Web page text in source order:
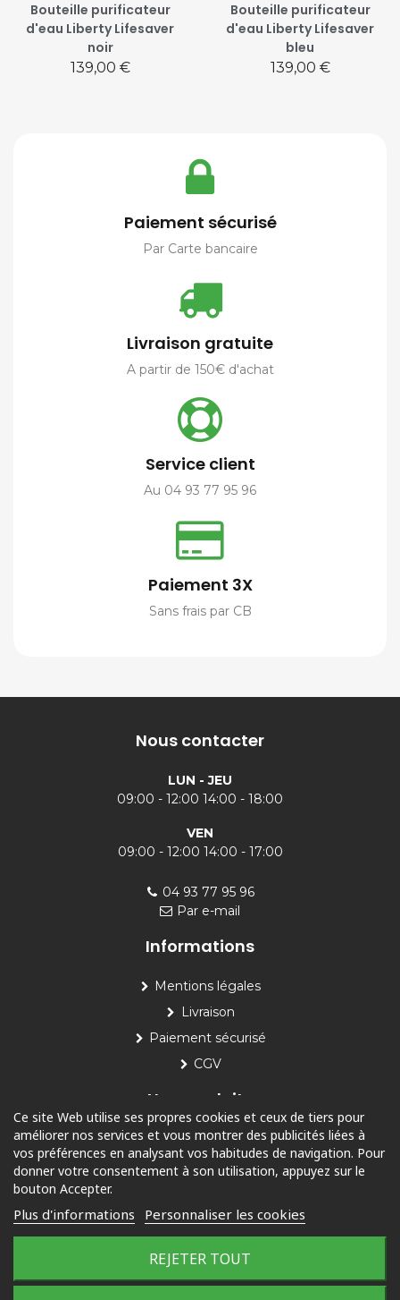
Bouteille purificateur
d'eau Liberty Lifesaver
noir
Prix
139,00 €
Bouteille purificateur
d'eau Liberty Lifesaver
bleu
Prix
139,00 €
Paiement sécurisé
Par Carte bancaire
Livraison gratuite
A partir de 150€ d'achat
Service client
Au 04 93 77 95 96
Paiement 3X
Sans frais par CB
Nous contacter
LUN - JEU
09:00 - 12:00 14:00 - 18:00
VEN
09:00 - 12:00 14:00 - 17:00
04 93 77 95 96
Par e-mail
Informations
Mentions légales
Livraison
Paiement sécurisé
CGV
Nos produits
Piscine
Jardin
Outdoor
© 2025 Tous droits réservés
Ce site Web utilise ses propres cookies et ceux de tiers pour
améliorer nos services et vous montrer des publicités liées à
vos préférences en analysant vos habitudes de navigation. Pour
donner votre consentement à son utilisation, appuyez sur le
bouton Accepter.
Plus d'informations Personnaliser les cookies
REJETER TOUT